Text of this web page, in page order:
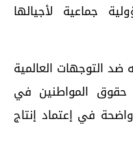
جماعية لأجيالها
ضد التوجهات العالمية
حقوق المواطنين في
في إعتماد إنتاج